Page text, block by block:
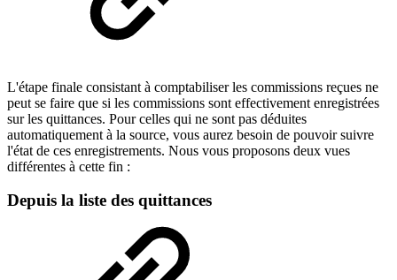
L'étape finale consistant à comptabiliser les commissions reçues ne
peut se faire que si les commissions sont effectivement enregistrées
sur les quittances. Pour celles qui ne sont pas déduites
automatiquement à la source, vous aurez besoin de pouvoir suivre
l'état de ces enregistrements. Nous vous proposons deux vues
différentes à cette fin :
Depuis la liste des quittances